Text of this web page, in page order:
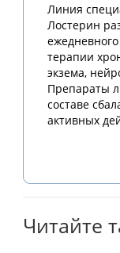
Линия
Лостерин
терапии
экзема,
Препараты
составе
активных
Читайте